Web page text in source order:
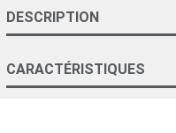
DESCRIPTION
CARACTÉRISTIQUES